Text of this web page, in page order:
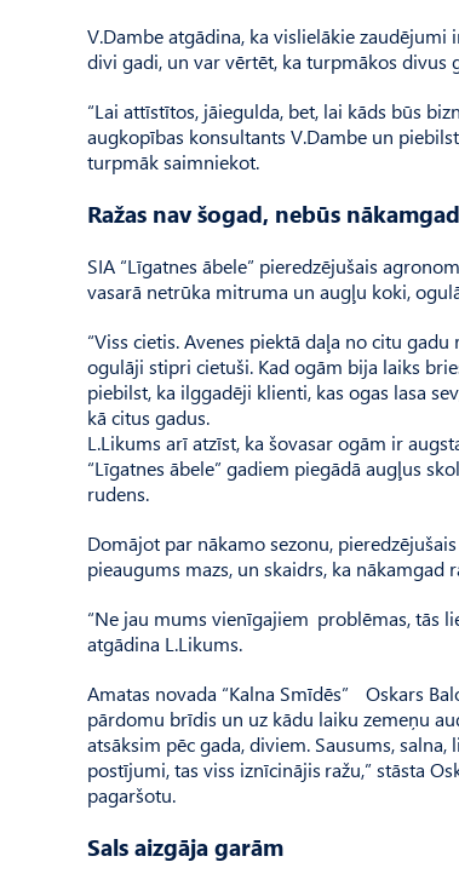
V.Dambe atgādina, ka vislielākie
divi gadi, un var vērtēt, ka turpmākos divus
“Lai attīstītos, jāiegulda, bet, lai kāds būs
augkopības konsultants V.Dambe un
turpmāk saimniekot.
Ražas nav šogad, nebūs nākamgad
SIA “Līgatnes ābele” pieredzējušais
vasarā netrūka mitruma un augļu koki,
“Viss cietis. Avenes piektā daļa no citu
ogulāji stipri cietuši. Kad ogām bija laiks
piebilst, ka ilggadēji klienti, kas ogas lasa
kā citus gadus.
L.Likums arī atzīst, ka šovasar ogām ir
“Līgatnes ābele” gadiem piegādā augļus
rudens.
Domājot par nākamo sezonu,
pieaugums mazs, un skaidrs, ka nākamgad
“Ne jau mums vienīgajiem problēmas, tās
atgādina L.Likums.
Amatas novada “Kalna Smīdēs” Oskars
pārdomu brīdis un uz kādu laiku zemeņu
atsāksim pēc gada, diviem. Sausums,
postījumi, tas viss iznīcinājis ražu,” stāsta
pagaršotu.
Sals aizgāja garām